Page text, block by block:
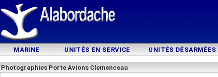
MARINE UNITÉS EN SERVICE UNITÉS DÉSARMÉES
Photographies Porte Avions Clemenceau